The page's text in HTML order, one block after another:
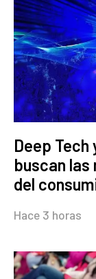
Deep
buscan
del
Hace 3 horas